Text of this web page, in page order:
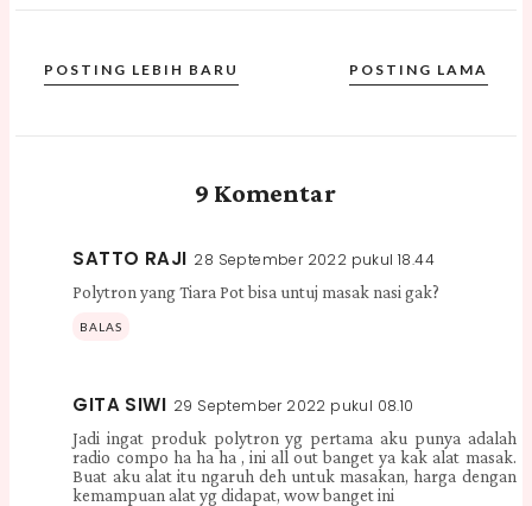
POSTING LEBIH BARU POSTING LAMA
9 Komentar
SATTO RAJI 28 September 2022 pukul 18.44
Polytron yang Tiara Pot bisa untuj masak nasi gak?
BALAS
GITA SIWI 29 September 2022 pukul 08.10
Jadi ingat produk polytron yg pertama aku punya adalah
radio compo ha ha ha , ini all out banget ya kak alat masak.
Buat aku alat itu ngaruh deh untuk masakan, harga dengan
kemampuan alat yg didapat, wow banget ini